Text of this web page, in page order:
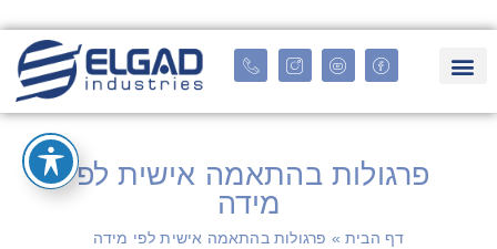
פרגולות בהתאמה אישית לפי
מידה
דף הבית » פרגולות בהתאמה אישית לפי מידה